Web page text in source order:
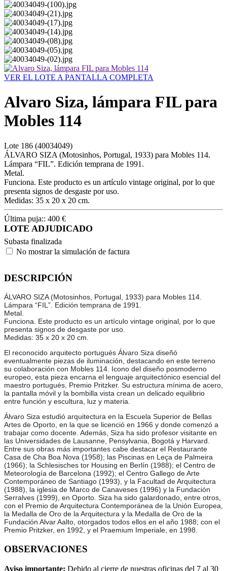
VER EL LOTE A PANTALLA COMPLETA
Alvaro Siza, lámpara FIL para
Mobles 114
Lote 186 (40034049)
ÁLVARO SIZA (Motosinhos, Portugal, 1933) para Mobles 114.
Lámpara “FIL”. Edición temprana de 1991.
Metal.
Funciona. Este producto es un artículo vintage original, por lo que
presenta signos de desgaste por uso.
Medidas: 35 x 20 x 20 cm.
Última puja:: 400 €
LOTE ADJUDICADO
Subasta finalizada
No mostrar la simulación de factura
DESCRIPCIÓN
ÁLVARO SIZA (Motosinhos, Portugal, 1933) para Mobles 114.
Lámpara “FIL”. Edición temprana de 1991.
Metal.
Funciona. Este producto es un artículo vintage original, por lo que
presenta signos de desgaste por uso.
Medidas: 35 x 20 x 20 cm.
El reconocido arquitecto portugués Álvaro Siza diseñó
eventualmente piezas de iluminación, destacando en este terreno
su colaboración con Mobles 114. Icono del diseño posmoderno
europeo, esta pieza encarna el lenguaje arquitectónico esencial del
maestro portugués, Premio Pritzker. Su estructura mínima de acero,
la pantalla móvil y la bombilla vista crean un delicado equilibrio
entre función y escultura, luz y materia.
Álvaro Siza estudió arquitectura en la Escuela Superior de Bellas
Artes de Oporto, en la que se licenció en 1966 y donde comenzó a
trabajar como docente. Además, Siza ha sido profesor visitante en
las Universidades de Lausanne, Pensylvania, Bogotá y Harvard.
Entre sus obras más importantes cabe destacar el Restaurante
Casa de Cha Boa Nova (1958); las Piscinas en Leça de Palmeira
(1966); la Schlesisches tor Housing en Berlín (1988); el Centro de
Meteorología de Barcelona (1992); el Centro Gallego de Arte
Contemporáneo de Santiago (1993), y la Facultad de Arquitectura
(1988), la iglesia de Marco de Canaveses (1996) y la Fundación
Serralves (1999), en Oporto. Siza ha sido galardonado, entre otros,
con el Premio de Arquitectura Contemporánea de la Unión Europea,
la Medalla de Oro de la Arquitectura y la Medalla de Oro de la
Fundación Alvar Aalto, otorgados todos ellos en el año 1988; con el
Premio Pritzker, en 1992, y el Praemium Imperiale, en 1998.
OBSERVACIONES
Aviso importante: Debido al cierre de nuestras oficinas del 7 al 30